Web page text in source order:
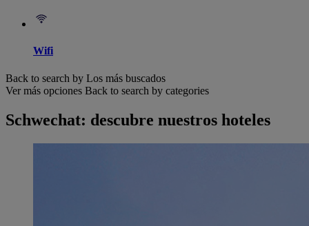
Wifi
Back to search by Los más buscados
Ver más opciones Back to search by categories
Schwechat: descubre nuestros hoteles